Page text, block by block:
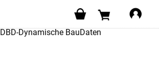
SHOP WARENKORB
Login